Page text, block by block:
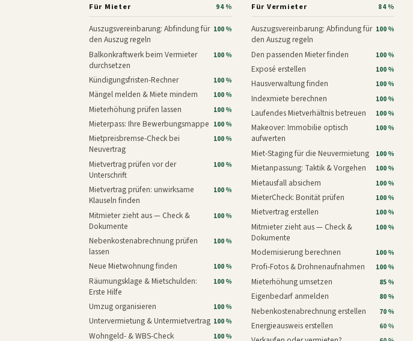
Für Mieter 94 %
Auszugsvereinbarung: Abfindung für
den Auszug regeln
100 %
Balkonkraftwerk beim Vermieter
durchsetzen
100 %
Kündigungsfristen-Rechner 100 %
Mängel melden & Miete mindern 100 %
Mieterhöhung prüfen lassen 100 %
Mieterpass: Ihre Bewerbungsmappe 100 %
Mietpreisbremse-Check bei
Neuvertrag
100 %
Mietvertrag prüfen vor der
Unterschrift
100 %
Mietvertrag prüfen: unwirksame
Klauseln finden
100 %
Mitmieter zieht aus — Check &
Dokumente
100 %
Nebenkostenabrechnung prüfen
lassen
100 %
Neue Mietwohnung finden 100 %
Räumungsklage & Mietschulden:
Erste Hilfe
100 %
Umzug organisieren 100 %
Untervermietung & Untermietvertrag 100 %
Wohngeld- & WBS-Check 100 %
Für Vermieter 84 %
Auszugsvereinbarung: Abfindung für
den Auszug regeln
100 %
Den passenden Mieter finden 100 %
Exposé erstellen 100 %
Hausverwaltung finden 100 %
Indexmiete berechnen 100 %
Laufendes Mietverhältnis betreuen 100 %
Makeover: Immobilie optisch
aufwerten
100 %
Miet-Staging für die Neuvermietung 100 %
Mietanpassung: Taktik & Vorgehen 100 %
Mietausfall absichern 100 %
MieterCheck: Bonität prüfen 100 %
Mietvertrag erstellen 100 %
Mitmieter zieht aus — Check &
Dokumente
100 %
Modernisierung berechnen 100 %
Profi-Fotos & Drohnenaufnahmen 100 %
Mieterhöhung umsetzen 85 %
Eigenbedarf anmelden 80 %
Nebenkostenabrechnung erstellen 70 %
Energieausweis erstellen 60 %